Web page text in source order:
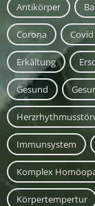
Antikörper
Corona
Erkältung
Gesund
Immunsystem
Komplex
Körpertempertur